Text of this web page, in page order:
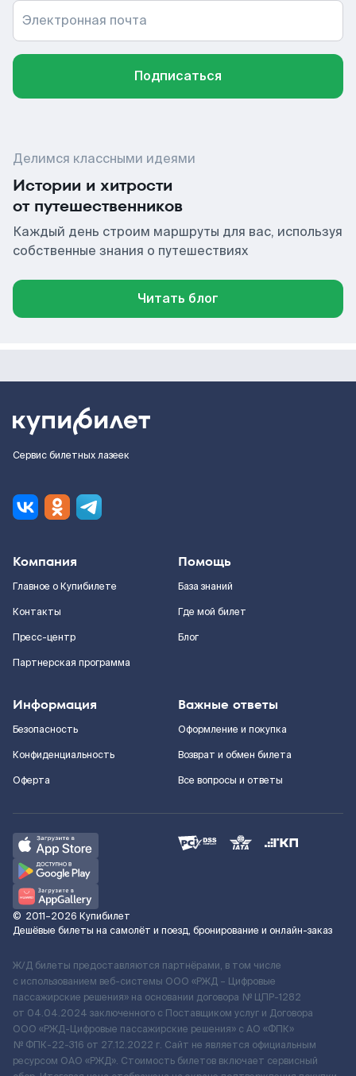
Электронная почта
Подписаться
Делимся классными идеями
Истории и хитрости
от путешественников
Каждый день строим маршруты для вас, используя
собственные знания о путешествиях
Читать блог
Сервис билетных лазеек
Компания
Главное о Купибилете
Контакты
Пресс-центр
Партнерская программа
Помощь
База знаний
Где мой билет
Блог
Информация
Безопасность
Конфиденциальность
Оферта
Важные ответы
Оформление и покупка
Возврат и обмен билета
Все вопросы и ответы
© 2011–2026 Купибилет
Дешёвые билеты на самолёт и поезд, бронирование и онлайн-заказ
Ж/Д билеты предоставляются партнёрами, в том числе
с использованием веб-системы ООО «РЖД – Цифровые
пассажирские решения» на основании договора № ЦПР-1282
от 04.04.2024 заключенного с Поставщиком услуг и Договора
ООО «РЖД-Цифровые пассажирские решения» c АО «ФПК»
№ ФПК-22-316 от 27.12.2022 г. Сайт не является официальным
ресурсом ОАО «РЖД». Стоимость билетов включает сервисный